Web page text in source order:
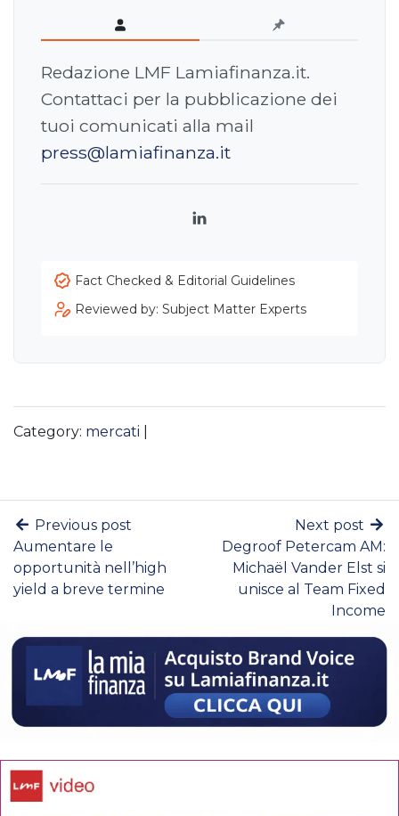
Redazione LMF Lamiafinanza.it.
Contattaci per la pubblicazione dei
tuoi comunicati alla mail
press@lamiafinanza.it
LinkedIn
Fact Checked & Editorial Guidelines
Reviewed by: Subject Matter Experts
Category: mercati
Previous post
Aumentare le
opportunità nell’high
yield a breve termine
Next post
Degroof Petercam AM:
Michaël Vander Elst si
unisce al Team Fixed
Income